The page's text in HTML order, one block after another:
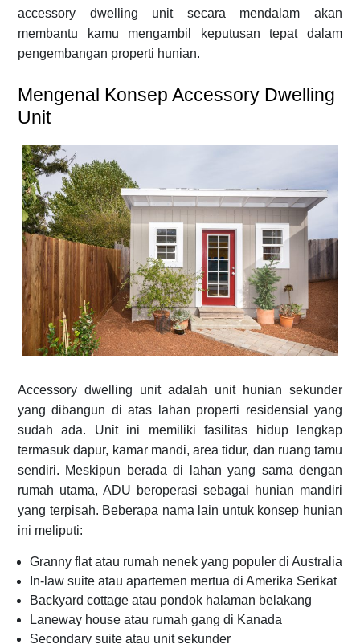
accessory dwelling unit secara mendalam akan
membantu kamu mengambil keputusan tepat dalam
pengembangan properti hunian.
Mengenal Konsep Accessory Dwelling
Unit
Accessory dwelling unit adalah unit hunian sekunder
yang dibangun di atas lahan properti residensial yang
sudah ada. Unit ini memiliki fasilitas hidup lengkap
termasuk dapur, kamar mandi, area tidur, dan ruang tamu
sendiri. Meskipun berada di lahan yang sama dengan
rumah utama, ADU beroperasi sebagai hunian mandiri
yang terpisah. Beberapa nama lain untuk konsep hunian
ini meliputi:
Granny flat atau rumah nenek yang populer di Australia
In-law suite atau apartemen mertua di Amerika Serikat
Backyard cottage atau pondok halaman belakang
Laneway house atau rumah gang di Kanada
Secondary suite atau unit sekunder